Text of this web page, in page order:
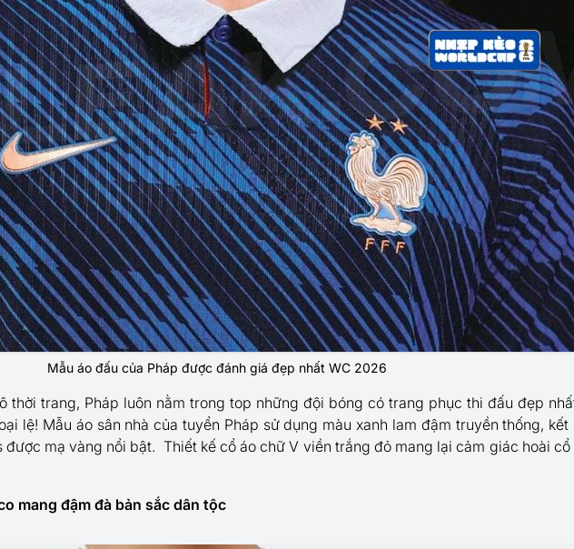
Mẫu áo đấu của Pháp được đánh giá đẹp nhất WC 2026
thời trang, Pháp luôn nằm trong top những đội bóng có trang phục thi đấu đẹp
lệ! Mẫu áo sân nhà của tuyển Pháp sử dụng màu xanh lam đậm truyền thống, kết
được mạ vàng nổi bật. Thiết kế cổ áo chữ V viền trắng đỏ mang lại cảm giác hoài cổ
mang đậm đà bản sắc dân tộc